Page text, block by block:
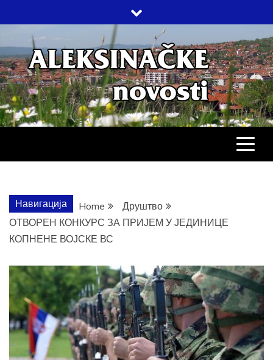
to
content
НОВОСТИ
ДРУШТВО, КУЛТУРА, ЕКОНОМИЈА,
СПОРТ, ПОСЛОВНИ ИМЕНИК,
Навигација Home
Друштво
ОТВОРЕН КОНКУРС ЗА ПРИЈЕМ У ЈЕДИНИЦЕ
КОПНЕНЕ ВОЈСКЕ ВС